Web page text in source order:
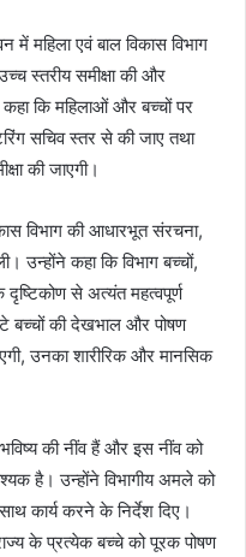
महिला एवं बाल विकास विभाग
स्तरीय समीक्षा की और
कहा कि महिलाओं और बच्चों पर
सचिव स्तर से की जाए तथा
की जाएगी।
विभाग की आधारभूत संरचना,
उन्होंने कहा कि विभाग बच्चों,
दृष्टिकोण से अत्यंत महत्वपूर्ण
बच्चों की देखभाल और पोषण
उनका शारीरिक और मानसिक
की नींव हैं और इस नींव को
है। उन्होंने विभागीय अमले को
कार्य करने के निर्देश दिए।
के प्रत्येक बच्चे को पूरक पोषण